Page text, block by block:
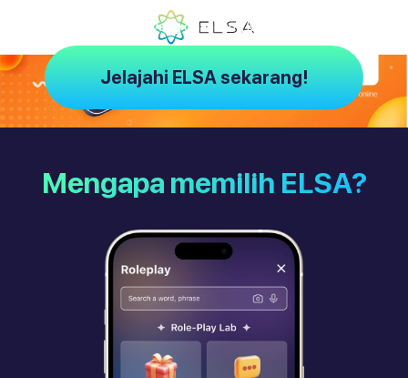
ELSA – Pelatih AI yang dirancang khusus untuk Anda
Jelajahi ELSA sekarang!
Mengapa memilih ELSA?